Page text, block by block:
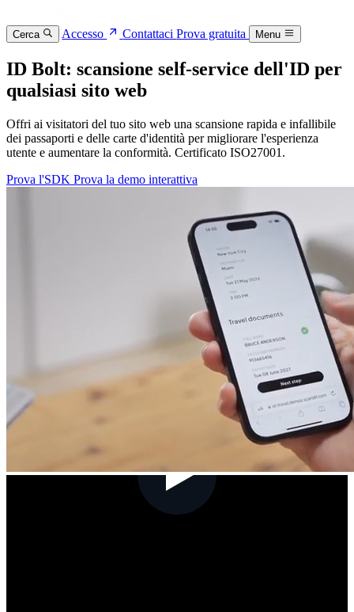
Cerca Accesso ContattaciProva gratuita Menu
ID Bolt: scansione self-service dell'ID per
qualsiasi sito web
Offri ai visitatori del tuo sito web una scansione rapida e infallibile
dei passaporti e delle carte d'identità per migliorare l'esperienza
utente e aumentare la conformità. Certificato ISO27001.
Prova l'SDK Prova la demo interattiva